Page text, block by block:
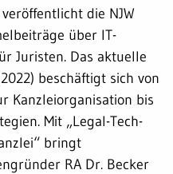
die NJW
über IT-
Juristen. Das aktuelle
beschäftigt sich von
Kanzleiorganisation bis
Mit „Legal-Tech-
bringt
RA Dr. Becker